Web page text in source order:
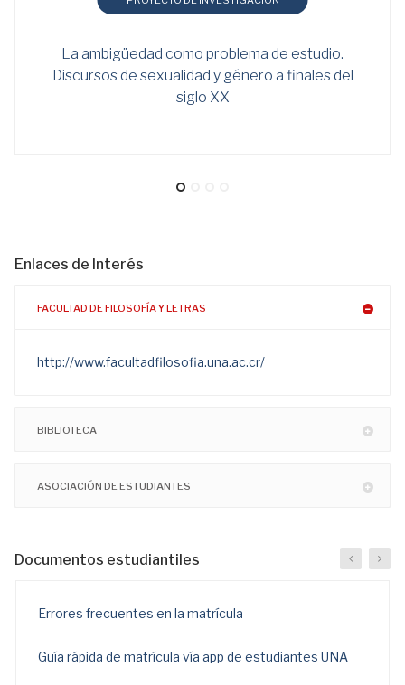
La ambigüedad como problema de estudio.
Discursos de sexualidad y género a finales del
siglo XX
Enlaces de Interés
FACULTAD DE FILOSOFÍA Y LETRAS
http://www.facultadfilosofia.una.ac.cr/
BIBLIOTECA
ASOCIACIÓN DE ESTUDIANTES
Documentos estudiantiles
Errores frecuentes en la matrícula
Guía rápida de matrícula vía app de estudiantes UNA